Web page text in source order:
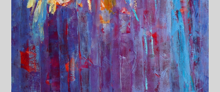
Wabi sabi
Aukcja
O mnie
Rozwiń
menu
potomne
GalleryStore